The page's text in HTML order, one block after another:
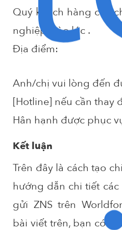
Quý khách hàng có
nghiệp] vào lúc .
Địa điểm:
Anh/chị vui lòng đến
[Hotline] nếu cần thay
Hân hạnh được phục
Kết luận
Trên đây là cách tạo
hướng dẫn chi tiết
gửi ZNS trên
bài viết trên, bạn có